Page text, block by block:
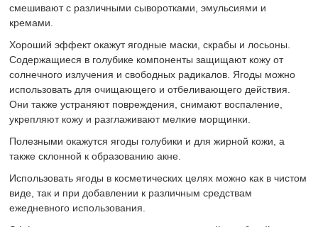
смешивают с различными сыворотками, эмульсиями и
кремами.
Хороший эффект окажут ягодные маски, скрабы и лосьоны.
Содержащиеся в голубике компоненты защищают кожу от
солнечного излучения и свободных радикалов. Ягоды можно
использовать для очищающего и отбеливающего действия.
Они также устраняют повреждения, снимают воспаление,
укрепляют кожу и разглаживают мелкие морщинки.
Полезными окажутся ягоды голубики и для жирной кожи, а
также склонной к образованию акне.
Использовать ягоды в косметических целях можно как в чистом
виде, так и при добавлении к различным средствам
ежедневного использования.